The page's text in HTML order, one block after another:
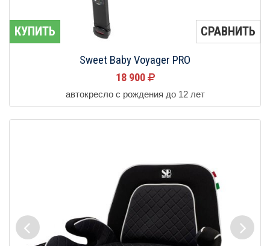
КУПИТЬ СРАВНИТЬ
Sweet Baby Voyager PRO
18 900
автокресло с рождения до 12 лет